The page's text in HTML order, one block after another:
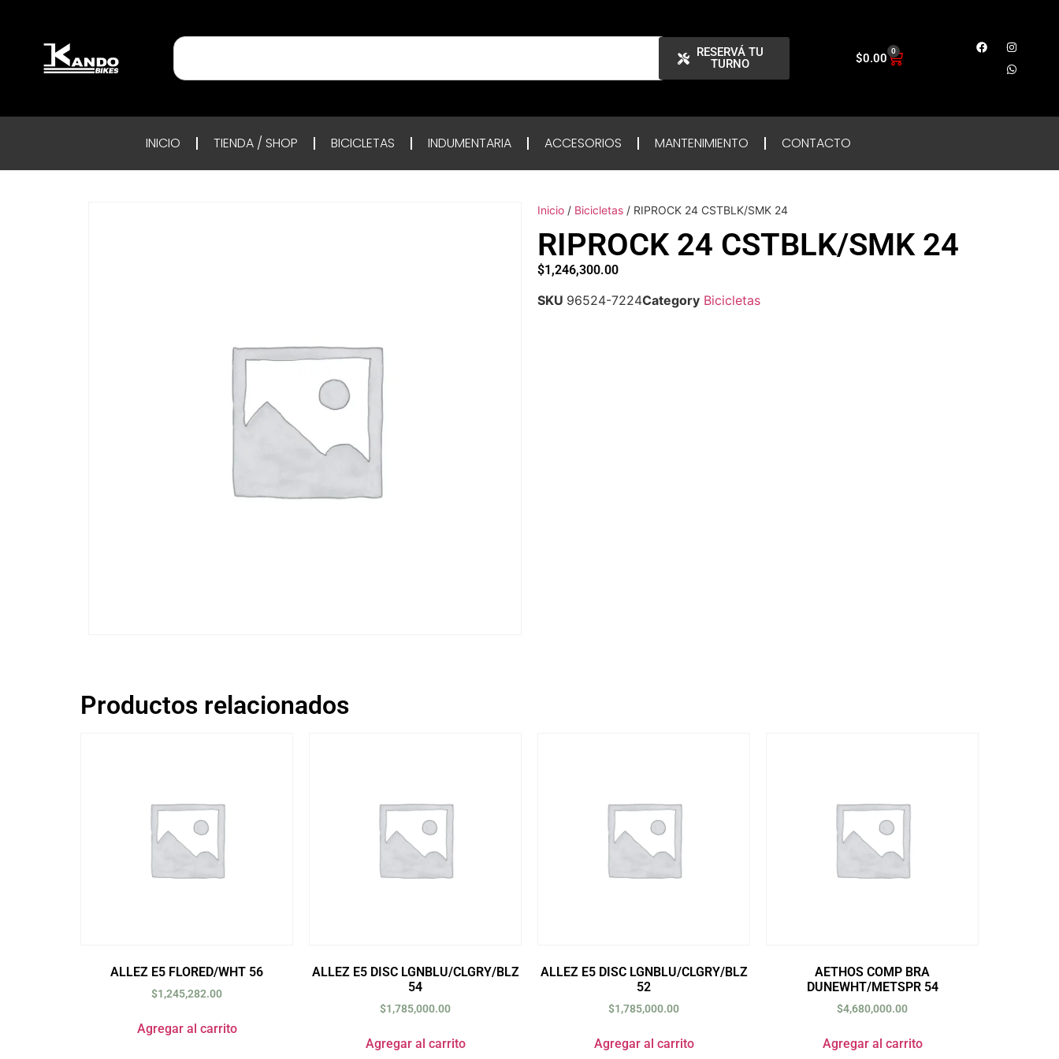
RESERVÁ TU
TURNO
$0.00 0
INICIO TIENDA / SHOP BICICLETAS INDUMENTARIA ACCESORIOS MANTENIMIENTO CONTACTO
Inicio / Bicicletas / RIPROCK 24 CSTBLK/SMK 24
RIPROCK 24 CSTBLK/SMK 24
$1,246,300.00
SKU 96524-7224Category Bicicletas
Productos relacionados
ALLEZ E5 FLORED/WHT 56
$1,245,282.00
Agregar al carrito
ALLEZ E5 DISC LGNBLU/CLGRY/BLZ
54
$1,785,000.00
Agregar al carrito
ALLEZ E5 DISC LGNBLU/CLGRY/BLZ
52
$1,785,000.00
Agregar al carrito
AETHOS COMP BRA
DUNEWHT/METSPR 54
$4,680,000.00
Agregar al carrito